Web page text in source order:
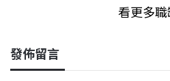
看更多
發佈留言